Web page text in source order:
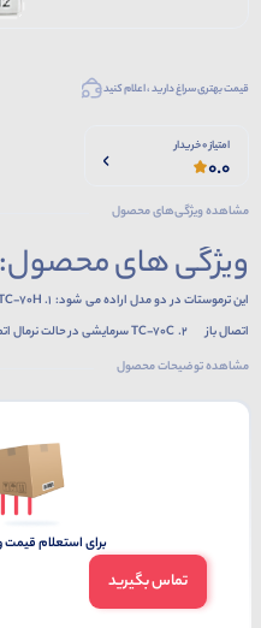
قیمت بهتری سراغ دارید ، اعلام کنید
امتیاز 0 خریدار
0.0
مشاهده ویژگی‌های محصول
ویژگی های محصول:
اتصال باز 2. TC-70C سرمایشی در حالت نرمال اتصال باز و با افزایش دما اتصال بسته
مشاهده توضیحات محصول
برای استعلام
تماس بگیرید